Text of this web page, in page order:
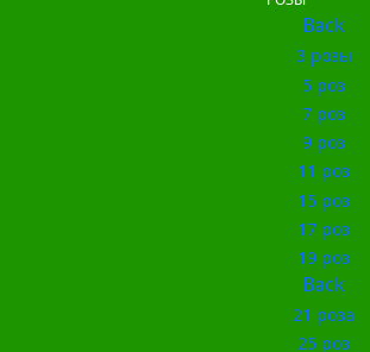
Back
3 розы
5 роз
7 роз
9 роз
11 роз
15 роз
17 роз
19 роз
Back
21 роза
25 роз